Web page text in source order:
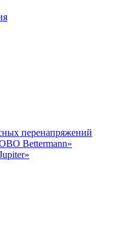
перенапряжений
Bettermann»